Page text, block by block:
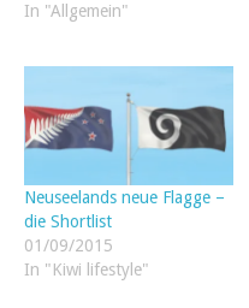
In "Allgemein"
Neuseelands neue Flagge –
die Shortlist
01/09/2015
In "Kiwi lifestyle"